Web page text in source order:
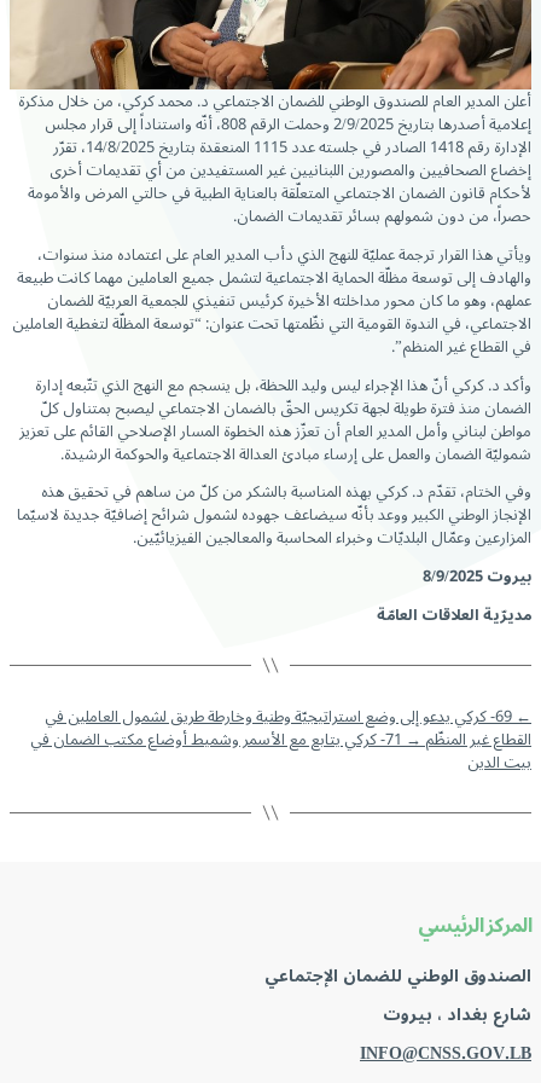
أعلن المدير العام للصندوق الوطني للضمان الاجتماعي د. محمد كركي، من خلال مذكرة
إعلامية أصدرها بتاريخ 2/9/2025 وحملت الرقم 808، أنّه واستناداً إلى قرار مجلس
الإدارة رقم 1418 الصادر في جلسته عدد 1115 المنعقدة بتاريخ 14/8/2025، تقرّر
إخضاع الصحافيين والمصورين اللبنانيين غير المستفيدين من أي تقديمات أخرى
لأحكام قانون الضمان الاجتماعي المتعلّقة بالعناية الطبية في حالتي المرض والأمومة
حصراً، من دون شمولهم بسائر تقديمات الضمان.
ويأتي هذا القرار ترجمة عمليّة للنهج الذي دأب المدير العام على اعتماده منذ سنوات،
والهادف إلى توسعة مظلّة الحماية الاجتماعية لتشمل جميع العاملين مهما كانت طبيعة
عملهم، وهو ما كان محور مداخلته الأخيرة كرئيس تنفيذي للجمعية العربيّة للضمان
الاجتماعي، في الندوة القومية التي نظّمتها تحت عنوان: “توسعة المظلّة لتغطية العاملين
في القطاع غير المنظم”.
وأكد د. كركي أنّ هذا الإجراء ليس وليد اللحظة، بل ينسجم مع النهج الذي تتّبعه إدارة
الضمان منذ فترة طويلة لجهة تكريس الحقّ بالضمان الاجتماعي ليصبح بمتناول كلّ
مواطن لبناني وأمل المدير العام أن تعزّز هذه الخطوة المسار الإصلاحي القائم على تعزيز
شموليّة الضمان والعمل على إرساء مبادئ العدالة الاجتماعية والحوكمة الرشيدة.
وفي الختام، تقدّم د. كركي بهذه المناسبة بالشكر من كلّ من ساهم في تحقيق هذه
الإنجاز الوطني الكبير ووعد بأنّه سيضاعف جهوده لشمول شرائح إضافيّة جديدة لاسيّما
المزارعين وعمّال البلديّات وخبراء المحاسبة والمعالجين الفيزيائيّين.
بيروت8/9/2025
مديرّية العلاقات العامّة
← 69- كركي يدعو إلى وضع استراتيجيّة وطنية وخارطة طريق لشمول العاملين في
القطاع غير المنظّم→ 71- كركي يتابع مع الأسمر وشميط أوضاع مكتب الضمان في
بيت الدين
المركز الرئيسي
الصندوق الوطني للضمان الإجتماعي
شارع بغداد ، بيروت
INFO@CNSS.GOV.LB